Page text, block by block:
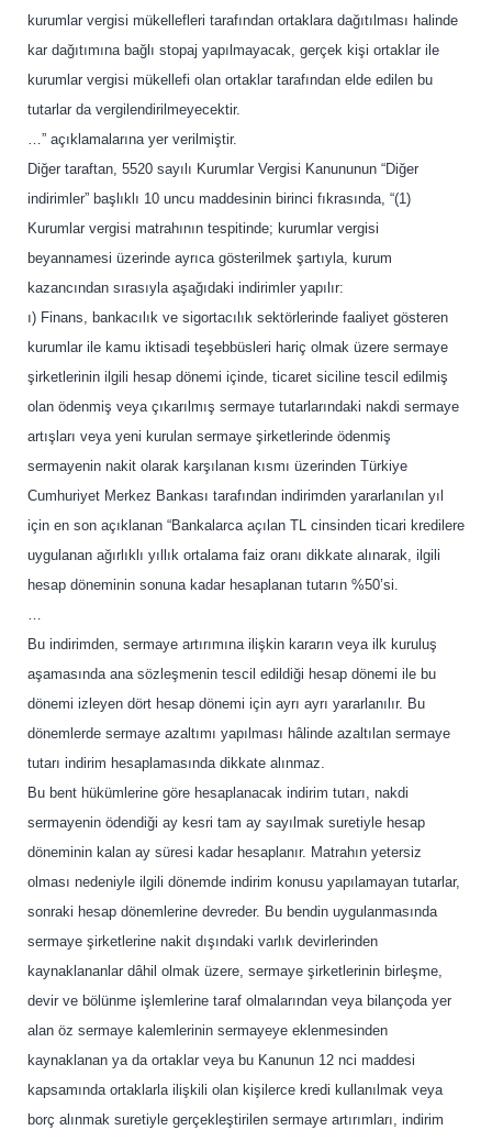
kurumlar vergisi mükellefleri tarafından ortaklara dağıtılması halinde
kar dağıtımına bağlı stopaj yapılmayacak, gerçek kişi ortaklar ile
kurumlar vergisi mükellefi olan ortaklar tarafından elde edilen bu
tutarlar da vergilendirilmeyecektir.
…” açıklamalarına yer verilmiştir.
Diğer taraftan, 5520 sayılı Kurumlar Vergisi Kanununun “Diğer
indirimler” başlıklı 10 uncu maddesinin birinci fıkrasında, “(1)
Kurumlar vergisi matrahının tespitinde; kurumlar vergisi
beyannamesi üzerinde ayrıca gösterilmek şartıyla, kurum
kazancından sırasıyla aşağıdaki indirimler yapılır:
ı) Finans, bankacılık ve sigortacılık sektörlerinde faaliyet gösteren
kurumlar ile kamu iktisadi teşebbüsleri hariç olmak üzere sermaye
şirketlerinin ilgili hesap dönemi içinde, ticaret siciline tescil edilmiş
olan ödenmiş veya çıkarılmış sermaye tutarlarındaki nakdi sermaye
artışları veya yeni kurulan sermaye şirketlerinde ödenmiş
sermayenin nakit olarak karşılanan kısmı üzerinden Türkiye
Cumhuriyet Merkez Bankası tarafından indirimden yararlanılan yıl
için en son açıklanan “Bankalarca açılan TL cinsinden ticari kredilere
uygulanan ağırlıklı yıllık ortalama faiz oranı dikkate alınarak, ilgili
hesap döneminin sonuna kadar hesaplanan tutarın %50’si.
…
Bu indirimden, sermaye artırımına ilişkin kararın veya ilk kuruluş
aşamasında ana sözleşmenin tescil edildiği hesap dönemi ile bu
dönemi izleyen dört hesap dönemi için ayrı ayrı yararlanılır. Bu
dönemlerde sermaye azaltımı yapılması hâlinde azaltılan sermaye
tutarı indirim hesaplamasında dikkate alınmaz.
Bu bent hükümlerine göre hesaplanacak indirim tutarı, nakdi
sermayenin ödendiği ay kesri tam ay sayılmak suretiyle hesap
döneminin kalan ay süresi kadar hesaplanır. Matrahın yetersiz
olması nedeniyle ilgili dönemde indirim konusu yapılamayan tutarlar,
sonraki hesap dönemlerine devreder. Bu bendin uygulanmasında
sermaye şirketlerine nakit dışındaki varlık devirlerinden
kaynaklananlar dâhil olmak üzere, sermaye şirketlerinin birleşme,
devir ve bölünme işlemlerine taraf olmalarından veya bilançoda yer
alan öz sermaye kalemlerinin sermayeye eklenmesinden
kaynaklanan ya da ortaklar veya bu Kanunun 12 nci maddesi
kapsamında ortaklarla ilişkili olan kişilerce kredi kullanılmak veya
borç alınmak suretiyle gerçekleştirilen sermaye artırımları, indirim